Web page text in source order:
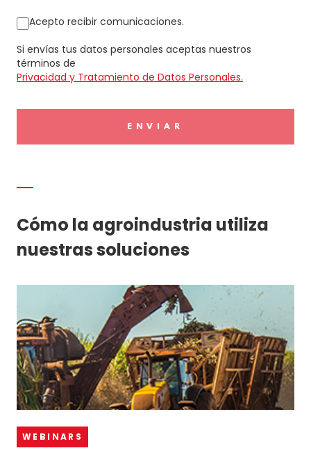
Acepto recibir comunicaciones.
Si envías tus datos personales aceptas nuestros
términos de
Privacidad y Tratamiento de Datos Personales.
ENVIAR
Cómo la agroindustria utiliza
nuestras soluciones
WEBINARS